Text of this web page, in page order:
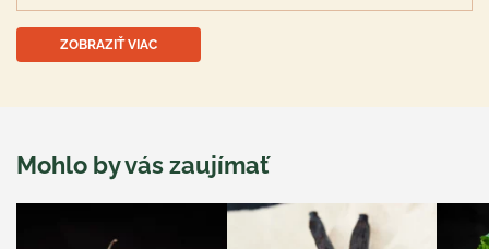
ZOBRAZIŤ VIAC
Mohlo by vás zaujímať